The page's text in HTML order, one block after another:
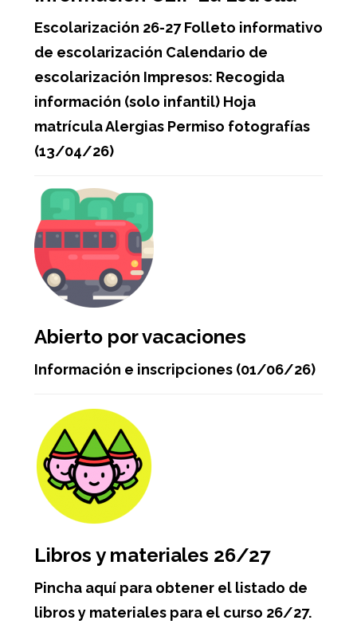
Escolarización 26-27 Folleto informativo
de escolarización Calendario de
escolarización Impresos: Recogida
información (solo infantil) Hoja
matrícula Alergias Permiso fotografías
(13/04/26)
Abierto por vacaciones
Información e inscripciones (01/06/26)
Libros y materiales 26/27
Pincha aquí para obtener el listado de
libros y materiales para el curso 26/27.